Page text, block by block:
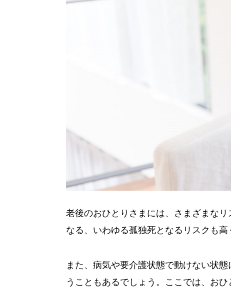
老後のおひとりさまには、さまざまな
なる、いわゆる孤独死となるリスクも高
また、病気や要介護状態で動けない状
うこともあるでしょう。ここでは、お